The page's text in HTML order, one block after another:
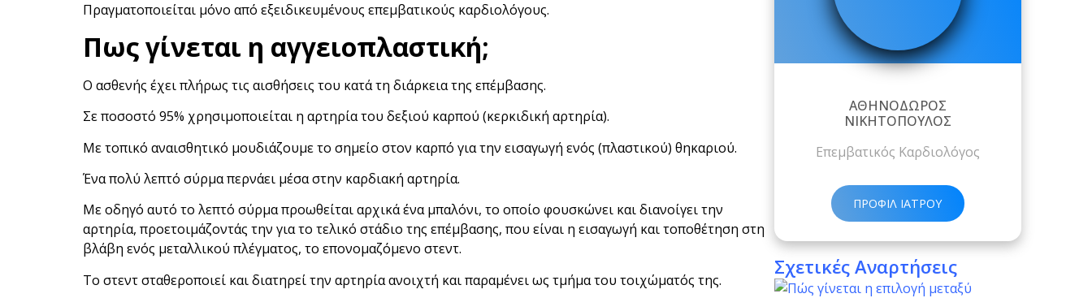
Πραγματοποιείται μόνο από εξειδικευμένους επεμβατικούς καρδιολόγους.
Πως γίνεται η αγγειοπλαστική;
Ο ασθενής έχει πλήρως τις αισθήσεις του κατά τη διάρκεια της επέμβασης.
Σε ποσοστό 95% χρησιμοποιείται η αρτηρία του δεξιού καρπού (κερκιδική αρτηρία).
Με τοπικό αναισθητικό μουδιάζουμε το σημείο στον καρπό για την εισαγωγή ενός (πλαστικού) θηκαριού.
Ένα πολύ λεπτό σύρμα περνάει μέσα στην καρδιακή αρτηρία.
Με οδηγό αυτό το λεπτό σύρμα προωθείται αρχικά ένα μπαλόνι, το οποίο φουσκώνει και διανοίγει την
αρτηρία, προετοιμάζοντάς την για το τελικό στάδιο της επέμβασης, που είναι η εισαγωγή και τοποθέτηση στη
βλάβη ενός μεταλλικού πλέγματος, το επονομαζόμενο στεντ.
Το στεντ σταθεροποιεί και διατηρεί την αρτηρία ανοιχτή και παραμένει ως τμήμα του τοιχώματός της.
ΑΘΗΝΌΔΩΡΟΣ
ΝΙΚΗΤΌΠΟΥΛΟΣ
Επεμβατικός Καρδιολόγος
ΠΡΟΦΙΛ ΙΑΤΡΟΥ
Σχετικές Αναρτήσεις